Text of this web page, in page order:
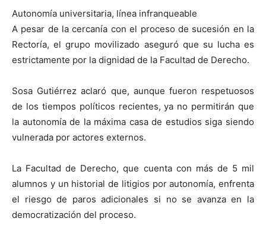
Autonomía universitaria, línea infranqueable
A pesar de la cercanía con el proceso de sucesión en la
Rectoría, el grupo movilizado aseguró que su lucha es
estrictamente por la dignidad de la Facultad de Derecho.
Sosa Gutiérrez aclaró que, aunque fueron respetuosos
de los tiempos políticos recientes, ya no permitirán que
la autonomía de la máxima casa de estudios siga siendo
vulnerada por actores externos.
La Facultad de Derecho, que cuenta con más de 5 mil
alumnos y un historial de litigios por autonomía, enfrenta
el riesgo de paros adicionales si no se avanza en la
democratización del proceso.